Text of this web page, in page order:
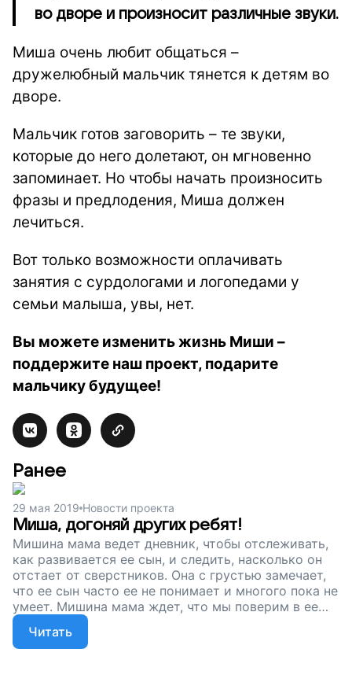
во дворе и произносит различные звуки.
Миша очень любит общаться –
дружелюбный мальчик тянется к детям во
дворе.
Мальчик готов заговорить – те звуки,
которые до него долетают, он мгновенно
запоминает. Но чтобы начать произносить
фразы и предлодения, Миша должен
лечиться.
Вот только возможности оплачивать
занятия с сурдологами и логопедами у
семьи малыша, увы, нет.
Вы можете изменить жизнь Миши –
поддержите наш проект, подарите
мальчику будущее!
Ранее
29 мая 2019 Новости проекта
Миша, догоняй других ребят!
Мишина мама ведет дневник, чтобы отслеживать,
как развивается ее сын, и следить, насколько он
отстает от сверстников. Она с грустью замечает,
что ее сын часто ее не понимает и многого пока не
умеет. Мишина мама ждет, что мы поверим в ее
сына и поможем ему. Сейчас мы собираем деньги,
чтобы поддержать Мишу и помочь ему заговорить.
Не оставайтесь в стороне!
Читать